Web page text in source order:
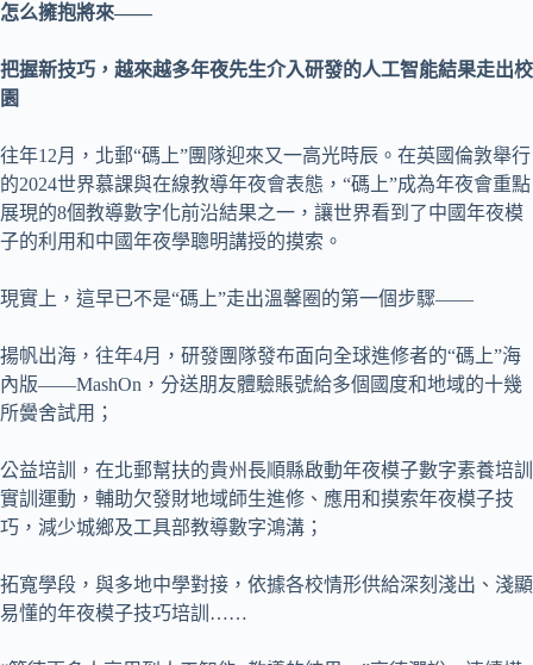
怎么擁抱將來——
把握新技巧，越來越多年夜先生介入研發的人工智能結果走出校
園
往年12月，北郵“碼上”團隊迎來又一高光時辰。在英國倫敦舉行
的2024世界慕課與在線教導年夜會表態，“碼上”成為年夜會重點
展現的8個教導數字化前沿結果之一，讓世界看到了中國年夜模
子的利用和中國年夜學聰明講授的摸索。
現實上，這早已不是“碼上”走出溫馨圈的第一個步驟——
揚帆出海，往年4月，研發團隊發布面向全球進修者的“碼上”海
內版——MashOn，分送朋友體驗賬號給多個國度和地域的十幾
所黌舍試用；
公益培訓，在北郵幫扶的貴州長順縣啟動年夜模子數字素養培訓
實訓運動，輔助欠發財地域師生進修、應用和摸索年夜模子技
巧，減少城鄉及工具部教導數字鴻溝；
拓寬學段，與多地中學對接，依據各校情形供給深刻淺出、淺顯
易懂的年夜模子技巧培訓……